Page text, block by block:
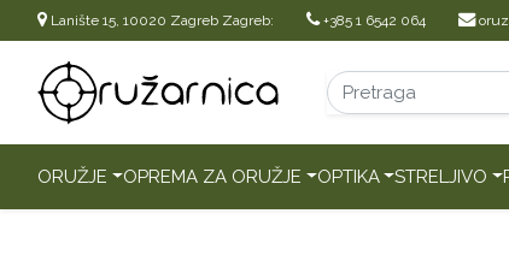
Lanište 15, 10020 Zagreb Zagreb: +385 1 6542 064
ORUŽJE OPREMA ZA ORUŽJE OPTIKA STRELJIVO